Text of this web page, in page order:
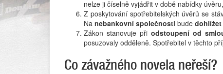
nelze ji číselně vyjádřit v době nabídky
Z poskytování spotřebitelských úvěrů se
Na nebankovní společnosti bude dohlížet
Zákon stanovuje přiodstoupení od
posuzovaly odděleně. Spotřebitel v těchto
Co závažného novela neřeší?